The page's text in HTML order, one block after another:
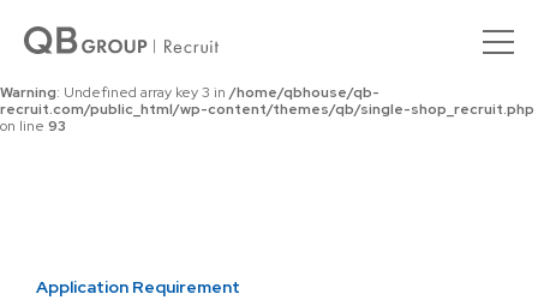
Warning : Undefined array key 0 in
recruit.com/public_html/wp-content/themes/qb/single-shop_recruit.php
on line92
Warning: Undefined array key 3 in /home/qbhouse/qb-
recruit.com/public_html/wp-content/themes/qb/single-shop_recruit.php
on line 93
Application Requirement